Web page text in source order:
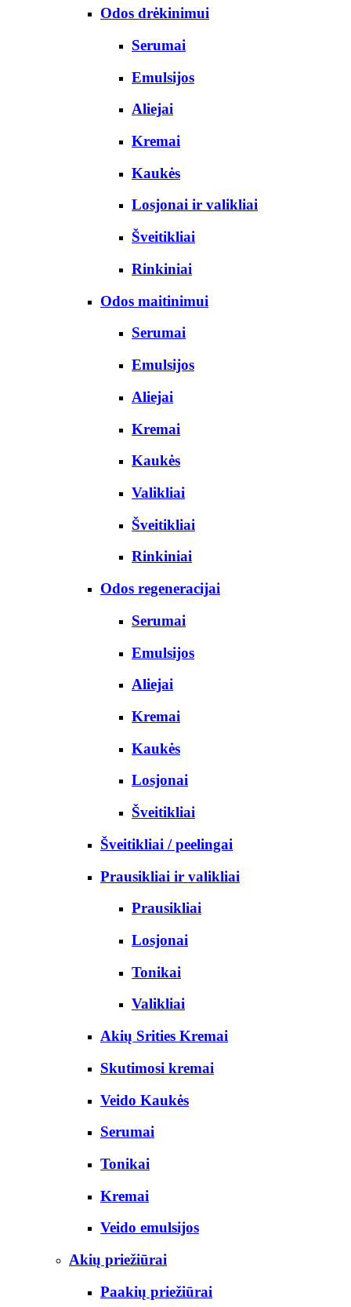
Odos drėkinimui
Serumai
Emulsijos
Aliejai
Kremai
Kaukės
Losjonai ir valikliai
Šveitikliai
Rinkiniai
Odos maitinimui
Serumai
Emulsijos
Aliejai
Kremai
Kaukės
Valikliai
Šveitikliai
Rinkiniai
Odos regeneracijai
Serumai
Emulsijos
Aliejai
Kremai
Kaukės
Losjonai
Šveitikliai
Šveitikliai / peelingai
Prausikliai ir valikliai
Prausikliai
Losjonai
Tonikai
Valikliai
Akių Srities Kremai
Skutimosi kremai
Veido Kaukės
Serumai
Tonikai
Kremai
Veido emulsijos
Akių priežiūrai
Paakių priežiūrai